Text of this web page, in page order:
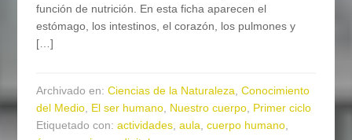
función de nutrición. En esta ficha aparecen el
estómago, los intestinos, el corazón, los pulmones y
[…]
Archivado en:Ciencias de la Naturaleza,Conocimiento
del Medio, El ser humano, Nuestro cuerpo, Primer ciclo
Etiquetado con:actividades,aula,cuerpo humano,